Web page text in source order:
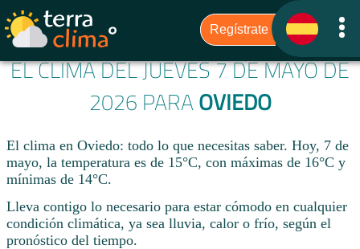
EL CLIMA DEL JUEVES 7 DE MAYO DE
2026 PARA OVIEDO
El clima en Oviedo: todo lo que necesitas saber. Hoy, 7 de
mayo, la temperatura es de 15°C, con máximas de 16°C y
mínimas de 14°C.
Lleva contigo lo necesario para estar cómodo en cualquier
condición climática, ya sea lluvia, calor o frío, según el
pronóstico del tiempo.